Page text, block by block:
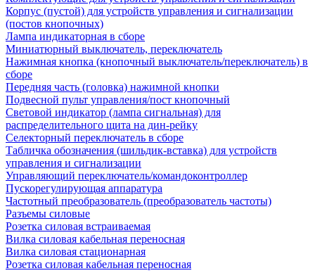
Корпус (пустой) для устройств управления и сигнализации
(постов кнопочных)
Лампа индикаторная в сборе
Миниатюрный выключатель, переключатель
Нажимная кнопка (кнопочный выключатель/переключатель) в
сборе
Передняя часть (головка) нажимной кнопки
Подвесной пульт управления/пост кнопочный
Световой индикатор (лампа сигнальная) для
распределительного щита на дин-рейку
Селекторный переключатель в сборе
Табличка обозначения (шильдик-вставка) для устройств
управления и сигнализации
Управляющий переключатель/командоконтроллер
Пускорегулирующая аппаратура
Частотный преобразователь (преобразователь частоты)
Разъемы силовые
Розетка силовая встраиваемая
Вилка силовая кабельная переносная
Вилка силовая стационарная
Розетка силовая кабельная переносная